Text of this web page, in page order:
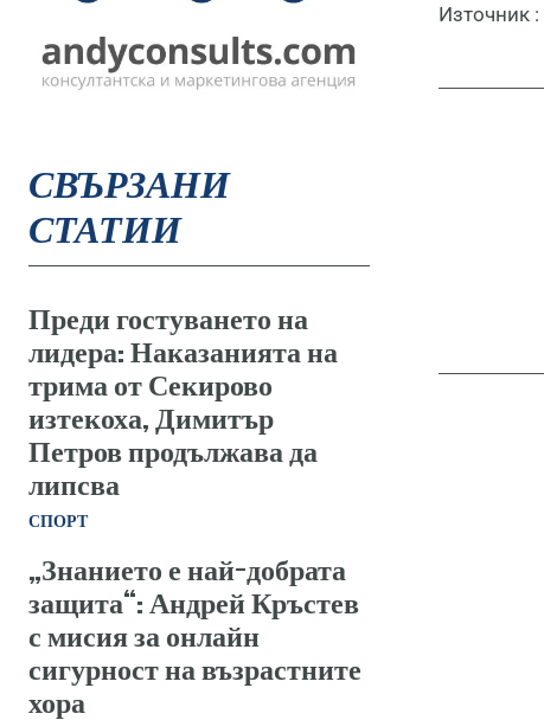
СВЪРЗАНИ
СТАТИИ
Преди гостуването на
лидера: Наказанията на
трима от Секирово
изтекоха, Димитър
Петров продължава да
липсва
СПОРТ
„Знанието е най-добрата
защита“: Андрей Кръстев
с мисия за онлайн
сигурност на възрастните
хора
Източник :